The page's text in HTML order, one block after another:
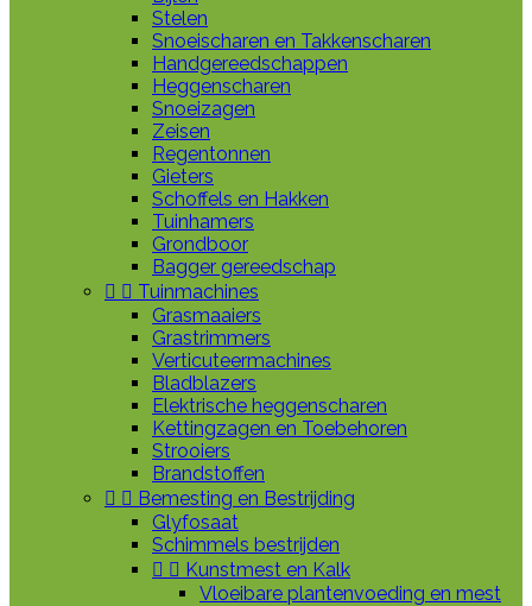
Stelen
Snoeischaren en Takkenscharen
Handgereedschappen
Heggenscharen
Snoeizagen
Zeisen
Regentonnen
Gieters
Schoffels en Hakken
Tuinhamers
Grondboor
Bagger gereedschap
  Tuinmachines
Grasmaaiers
Grastrimmers
Verticuteermachines
Bladblazers
Elektrische heggenscharen
Kettingzagen en Toebehoren
Strooiers
Brandstoffen
  Bemesting en Bestrijding
Glyfosaat
Schimmels bestrijden
  Kunstmest en Kalk
Vloeibare plantenvoeding en mest